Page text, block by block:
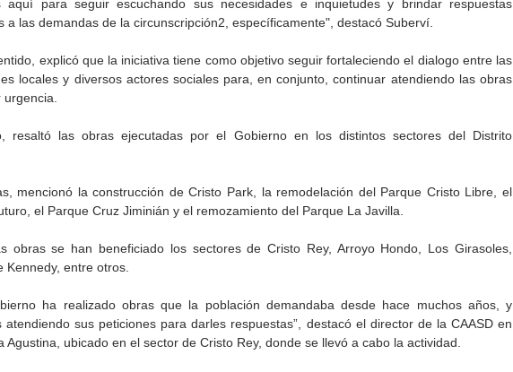
aquí para seguir escuchando sus necesidades e inquietudes y brindar respuestas
a las demandas de la circunscripción2, específicamente", destacó Suberví.
explicó que la iniciativa tiene como objetivo seguir fortaleciendo el dialogo entre las
locales y diversos actores sociales para, en conjunto, continuar atendiendo las obras
resaltó las obras ejecutadas por el Gobierno en los distintos sectores del Distrito
mencionó la construcción de Cristo Park, la remodelación del Parque Cristo Libre, el
el Parque Cruz Jiminián y el remozamiento del Parque La Javilla.
obras se han beneficiado los sectores de Cristo Rey, Arroyo Hondo, Los Girasoles,
Kennedy, entre otros.
ha realizado obras que la población demandaba desde hace muchos años, y
atendiendo sus peticiones para darles respuestas”, destacó el director de la CAASD en
Agustina, ubicado en el sector de Cristo Rey, donde se llevó a cabo la actividad.